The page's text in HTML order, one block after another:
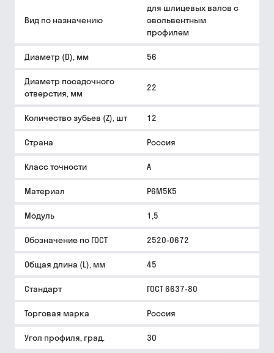
Вид по назначению
для шлицевых валов с
эвольвентным
профилем
Диаметр (D), мм 56
Диаметр посадочного
отверстия, мм
22
Количество зубьев (Z), шт 12
Страна Россия
Класс точности A
Материал Р6М5К5
Модуль 1,5
Обозначение по ГОСТ 2520-0672
Общая длина (L), мм 45
Стандарт ГОСТ 6637-80
Торговая марка Россия
Угол профиля, град. 30